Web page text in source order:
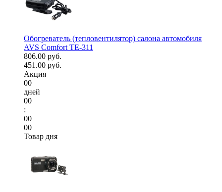
Обогреватель (тепловентилятор) салона автомобиля
AVS Comfort TE-311
806.00 руб.
451.00 руб.
Акция
00
дней
00
:
00
00
Товар дня